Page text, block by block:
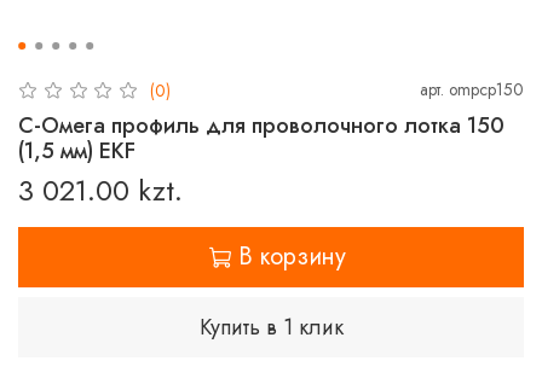
(0) арт. ompcp150
С-Омега профиль для проволочного лотка 150
(1,5 мм) EKF
3 021.00 kzt.
В корзину
Купить в 1 клик